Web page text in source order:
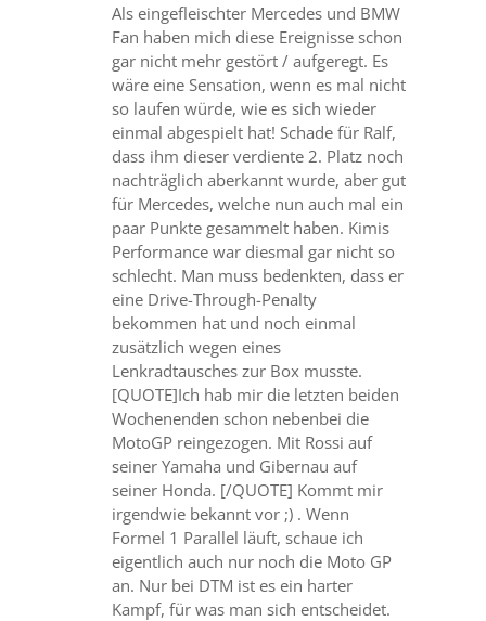
Als eingefleischter Mercedes und BMW
Fan haben mich diese Ereignisse schon
gar nicht mehr gestört / aufgeregt. Es
wäre eine Sensation, wenn es mal nicht
so laufen würde, wie es sich wieder
einmal abgespielt hat! Schade für Ralf,
dass ihm dieser verdiente 2. Platz noch
nachträglich aberkannt wurde, aber gut
für Mercedes, welche nun auch mal ein
paar Punkte gesammelt haben. Kimis
Performance war diesmal gar nicht so
schlecht. Man muss bedenkten, dass er
eine Drive-Through-Penalty
bekommen hat und noch einmal
zusätzlich wegen eines
Lenkradtausches zur Box musste.
[QUOTE]Ich hab mir die letzten beiden
Wochenenden schon nebenbei die
MotoGP reingezogen. Mit Rossi auf
seiner Yamaha und Gibernau auf
seiner Honda. [/QUOTE] Kommt mir
irgendwie bekannt vor ;) . Wenn
Formel 1 Parallel läuft, schaue ich
eigentlich auch nur noch die Moto GP
an. Nur bei DTM ist es ein harter
Kampf, für was man sich entscheidet.